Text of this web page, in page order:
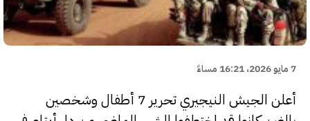
7 مايو 2026، 16:21 مساءً
أعلن الجيش النيجيري تحرير 7 أطفال وشخصين